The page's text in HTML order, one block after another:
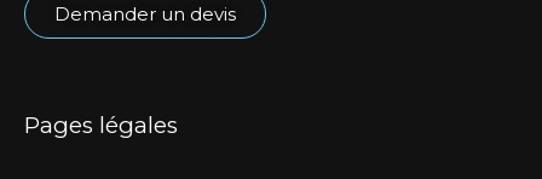
Demander un devis
Pages légales